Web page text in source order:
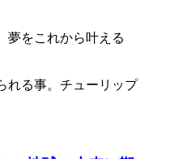
夢をこれから叶える
れる事。チューリップ